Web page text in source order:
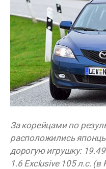
За корейцами по
расположились
дорогую игрушку:
1.6 Exclusive 105 л.с.